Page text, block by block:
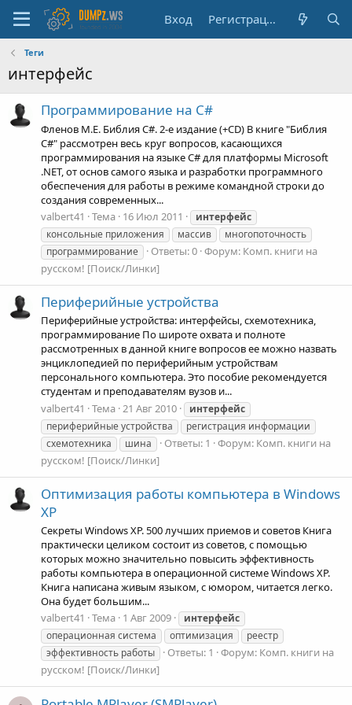
Вход Регистрация
Теги
интерфейс
Программирование на C#
Фленов М.E. Библия C#. 2-е издание (+CD) В книге "Библия
C#" рассмотрен весь круг вопросов, касающихся
программирования на языке С# для платформы Microsoft
.NET, от основ самого языка и разработки программного
обеспечения для работы в режиме командной строки до
создания современных...
valbert41
Тема 16 Июл 2011
интерфейс
консольные приложения
массив
многопоточность
программирование
Ответы: 0 Форум: Комп. книги на
русском! [Поиск/Линки]
Периферийные устройства
Периферийные устройства: интерфейсы, схемотехника,
программирование По широте охвата и полноте
рассмотренных в данной книге вопросов ее можно назвать
энциклопедией по периферийным устройствам
персонального компьютера. Это пособие рекомендуется
студентам и преподавателям вузов и...
valbert41
Тема 21 Авг 2010
интерфейс
периферийные устройства
регистрация информации
схемотехника
шина Ответы: 1 Форум: Комп. книги на
русском! [Поиск/Линки]
Оптимизация работы компьютера в Windows
XP
Секреты Windows XP. 500 лучших приемов и советов Книга
практически целиком состоит из советов, с помощью
которых можно значительно повысить эффективность
работы компьютера в операционной системе Windows XP.
Книга написана живым языком, с юмором, читается легко.
Она будет большим...
valbert41
Тема 1 Авг 2009
интерфейс
операционная система
оптимизация
реестр
эффективность работы
Ответы: 1 Форум: Комп. книги на
русском! [Поиск/Линки]